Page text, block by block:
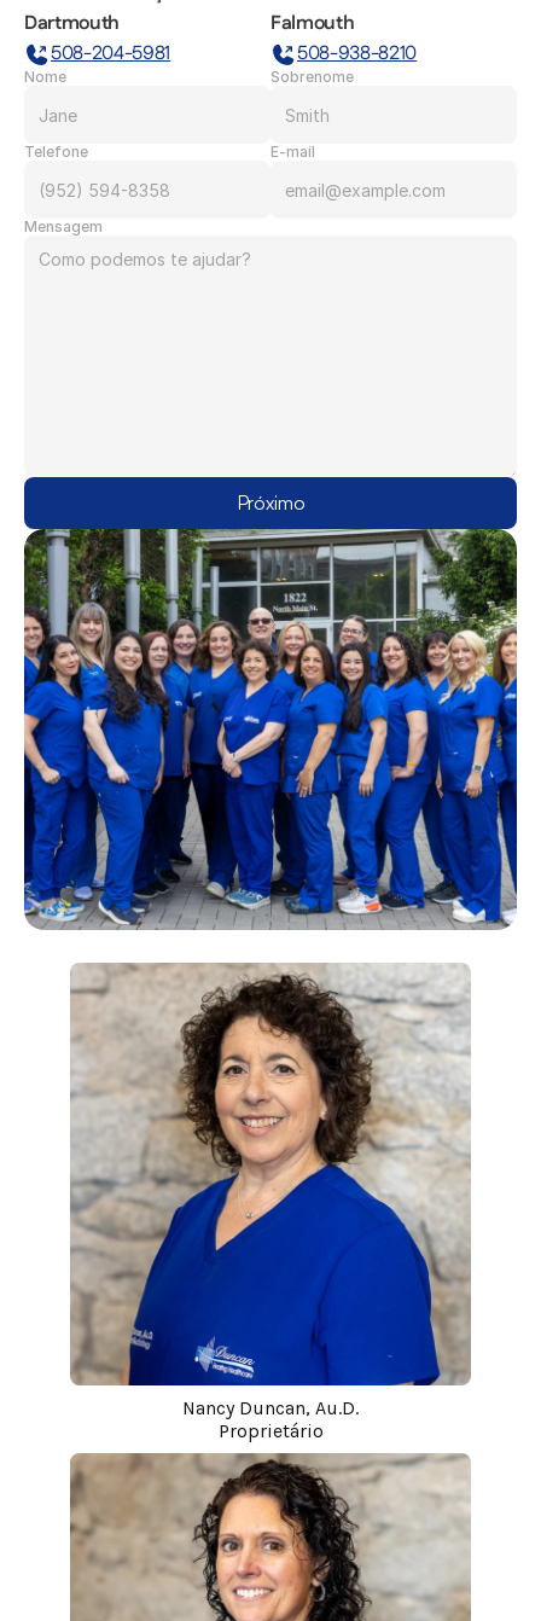
Dartmouth
508-204-5981
Falmouth
508-938-8210
Nome Sobrenome
Telefone E-mail
Mensagem
Próximo
Nancy Duncan, Au.D.
Proprietário